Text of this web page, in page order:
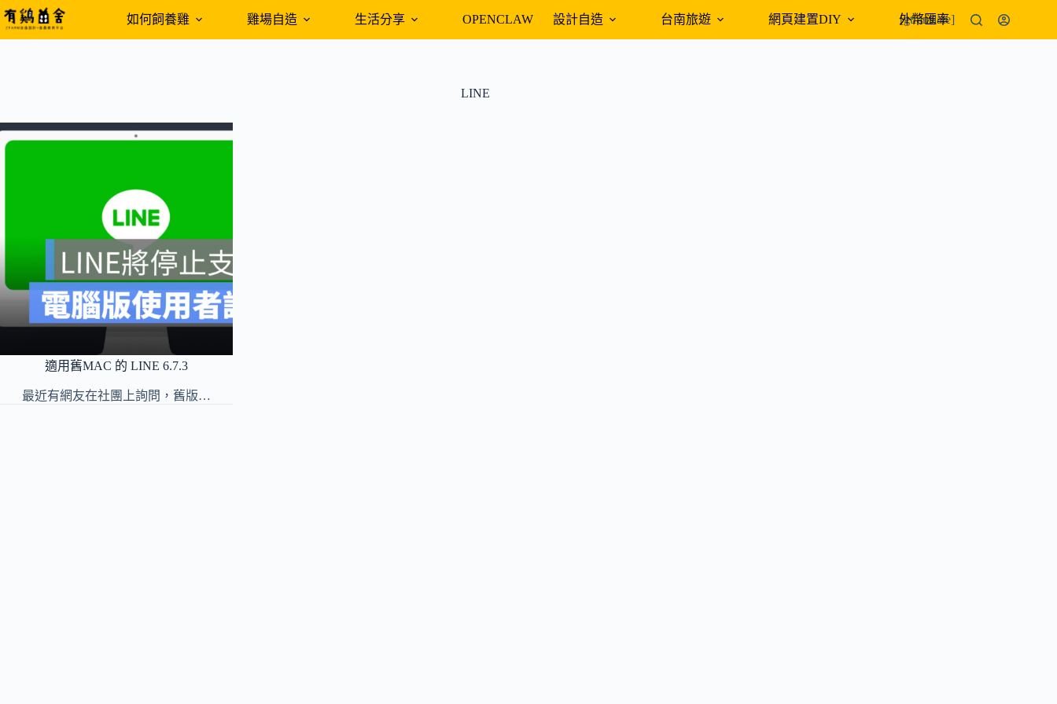
跳
至
如何飼養雞 雞場自造 生活分享 OPENCLAW 設計自造 台南旅遊 網頁建置DIY 外幣匯率
[gtranslate]
LINE
適用舊MAC 的 LINE 6.7.3
最近有網友在社團上詢問，舊版…